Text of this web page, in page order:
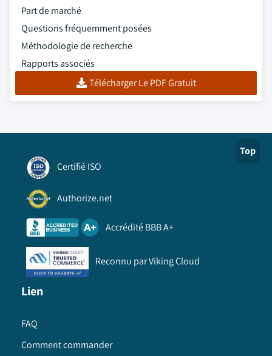
Part de marché
Questions fréquemment posées
Méthodologie de recherche
Rapports associés
Télécharger Le PDF Gratuit
Top
Certifié ISO
Authorize.net
Accrédité BBB A+
Reconnu par Viking Cloud
Lien
FAQ
Comment commander